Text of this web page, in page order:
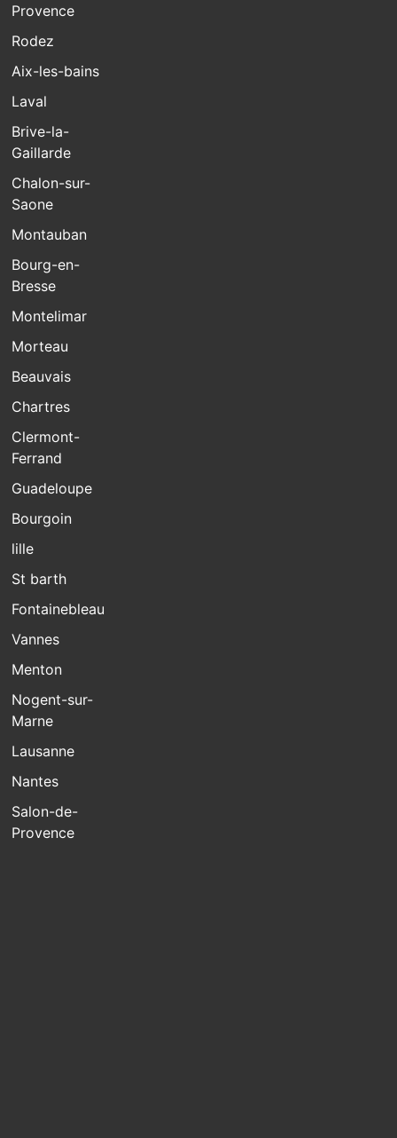
Provence
Rodez
Aix-les-bains
Laval
Brive-la-
Gaillarde
Chalon-sur-
Saone
Montauban
Bourg-en-
Bresse
Montelimar
Morteau
Beauvais
Chartres
Clermont-
Ferrand
Guadeloupe
Bourgoin
lille
St barth
Fontainebleau
Vannes
Menton
Nogent-sur-
Marne
Lausanne
Nantes
Salon-de-
Provence